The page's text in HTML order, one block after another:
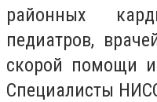
районных
педиатров,
скорой помощи и
Специалисты